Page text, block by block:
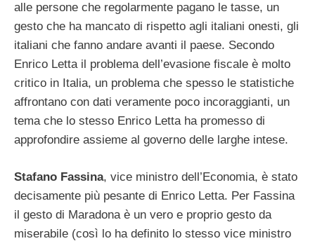
alle persone che regolarmente pagano le tasse, un
gesto che ha mancato di rispetto agli italiani onesti, gli
italiani che fanno andare avanti il paese. Secondo
Enrico Letta il problema dell’evasione fiscale è molto
critico in Italia, un problema che spesso le statistiche
affrontano con dati veramente poco incoraggianti, un
tema che lo stesso Enrico Letta ha promesso di
approfondire assieme al governo delle larghe intese.
Stafano Fassina, vice ministro dell’Economia, è stato
decisamente più pesante di Enrico Letta. Per Fassina
il gesto di Maradona è un vero e proprio gesto da
miserabile (così lo ha definito lo stesso vice ministro